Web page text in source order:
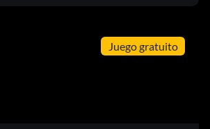
Juego gratuito